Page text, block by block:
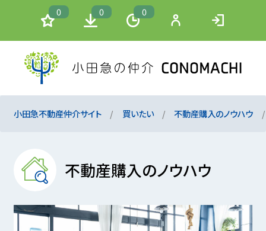
0 0 0
小田急不動産仲介サイト 買いたい 不動産購入のノウハウ
不動産購入のノウハウ